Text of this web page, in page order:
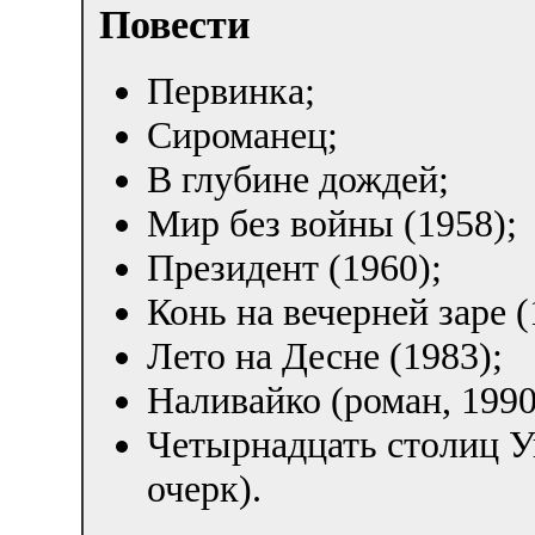
Повести
Первинка;
Сироманец;
В глубине дождей;
Мир без войны (1958);
Президент (1960);
Конь на вечерней заре
Лето на Десне (1983);
Наливайко (роман,
Четырнадцать столиц
очерк).